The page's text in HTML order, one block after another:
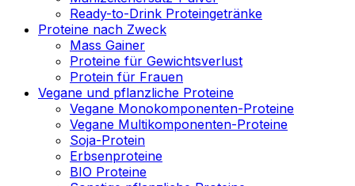
Ready-to-Drink Proteingetränke
Proteine nach Zweck
Mass Gainer
Proteine für Gewichtsverlust
Protein für Frauen
Vegane und pflanzliche Proteine
Vegane Monokomponenten-Proteine
Vegane Multikomponenten-Proteine
Soja-Protein
Erbsenproteine
BIO Proteine